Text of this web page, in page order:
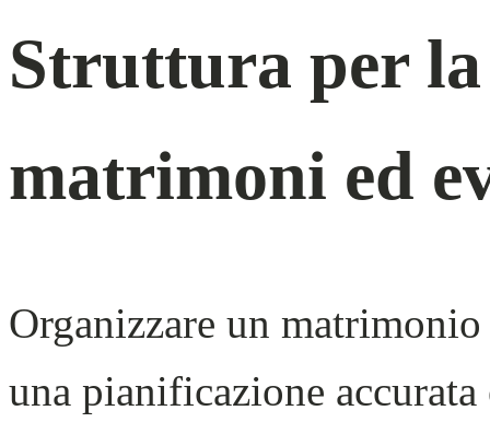
Struttura per la
matrimoni ed
Organizzare un
una pianificazione